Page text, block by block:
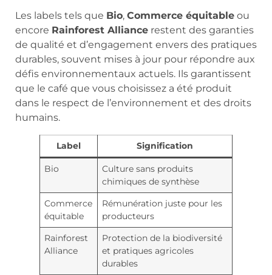
Les labels tels que Bio, Commerce équitable ou
encore Rainforest Alliance restent des garanties
de qualité et d’engagement envers des pratiques
durables, souvent mises à jour pour répondre aux
défis environnementaux actuels. Ils garantissent
que le café que vous choisissez a été produit
dans le respect de l’environnement et des droits
humains.
Label Signification
Bio
Culture sans produits
chimiques de synthèse
Commerce
équitable
Rémunération juste pour les
producteurs
Rainforest
Alliance
Protection de la biodiversité
et pratiques agricoles
durables